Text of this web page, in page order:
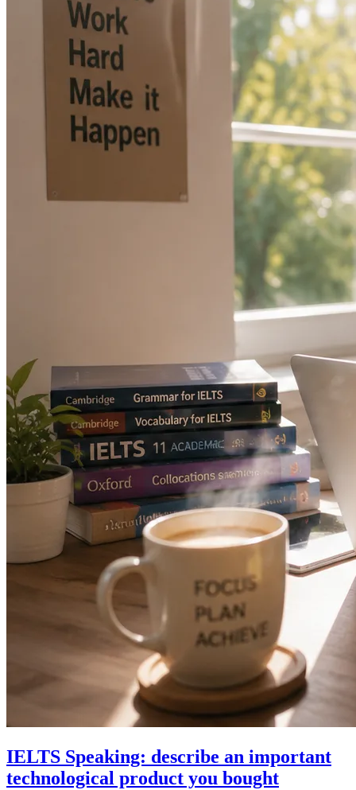
IELTS Speaking: describe an important
technological product you bought